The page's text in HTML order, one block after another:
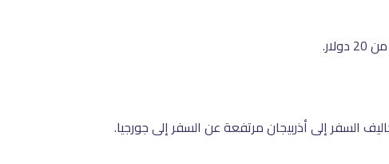
السفر إلى أذربيجان مرتفعة عن السفر إلى جورجيا.